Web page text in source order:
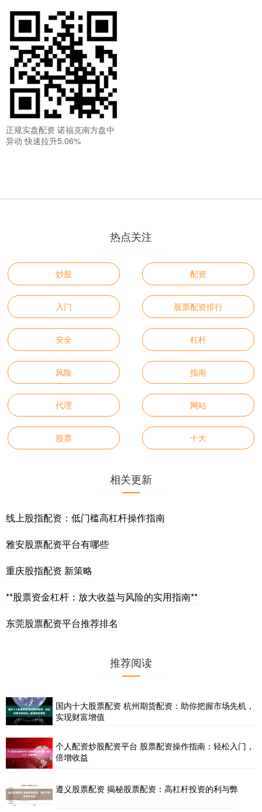
正规实盘配资 诺福克南方盘中
异动 快速拉升5.06%
热点关注
炒股 配资
入门 股票配资排行
安全 杠杆
风险 指南
代理 网站
股票 十大
相关更新
线上股指配资：低门槛高杠杆操作指南
雅安股票配资平台有哪些
重庆股指配资 新策略
**股票资金杠杆：放大收益与风险的实用指南**
东莞股票配资平台推荐排名
推荐阅读
国内十大股票配资 杭州期货配资：助你把握市场先机，
实现财富增值
个人配资炒股配资平台 股票配资操作指南：轻松入门，
倍增收益
遵义股票配资 揭秘股票配资：高杠杆投资的利与弊